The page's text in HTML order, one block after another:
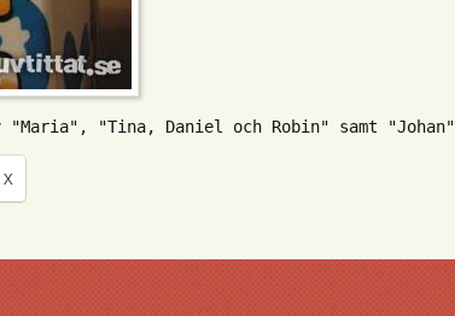
"Tina, Daniel och Robin" samt "Johan"
X